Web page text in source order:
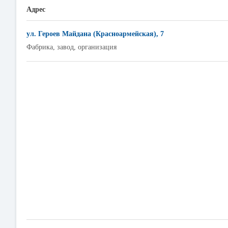
Адрес
ул. Героев Майдана (Красноармейская), 7
Фабрика, завод, организация